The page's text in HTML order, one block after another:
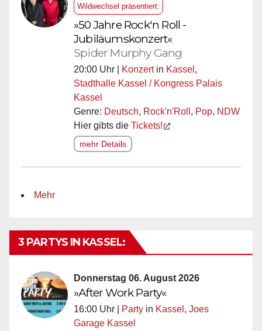
Wildwechsel präsentiert:
»50 Jahre Rock'n Roll -
Jubiläumskonzert«
Spider Murphy Gang
20:00 Uhr | Konzertin Kassel ,
Stadthalle Kassel / Kongress Palais
Kassel
Genre: Deutsch, Rock'n'Roll , Pop, NDW
Hier gibts die Tickets!
mehr Details
Mehr
3 PARTYS IN KASSEL:
Donnerstag 06. August 2026
»After Work Party«
16:00 Uhr | Party in Kassel , Joes
Garage Kassel